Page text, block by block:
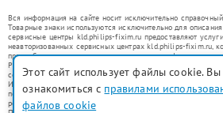
Вся информация на сайте носит исключительно
Товарные знаки используются исключительно для
сервисные центры kld.philips-fixim.ru предоставляют
неавторизованных сервисных центрах kld.philips-fixim.ru,
правообладателями товарных знаков или их официальными
Ремонт осуществляется для устройств, уже введенных в
со статьей 1487 ГК РФ.
Использование товарных знаков не преследует цели
потребителей в заблуждение, а служит для
ремонту техники указанных брендов.
Этот сайт использует файлы cookie.
ознакомиться с правилами
файлов cookie